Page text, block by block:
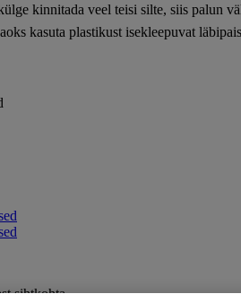
kinnitada veel teisi silte, siis palun
kasuta plastikust isekleepuvat